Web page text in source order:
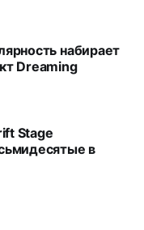
набирает
Dreaming
Stage
в